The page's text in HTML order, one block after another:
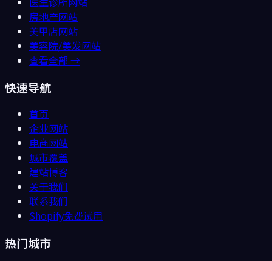
房地产网站
美甲店网站
美容院/美发网站
查看全部 →
快速导航
首页
企业网站
电商网站
城市覆盖
建站博客
关于我们
联系我们
Shopify免费试用
热门城市